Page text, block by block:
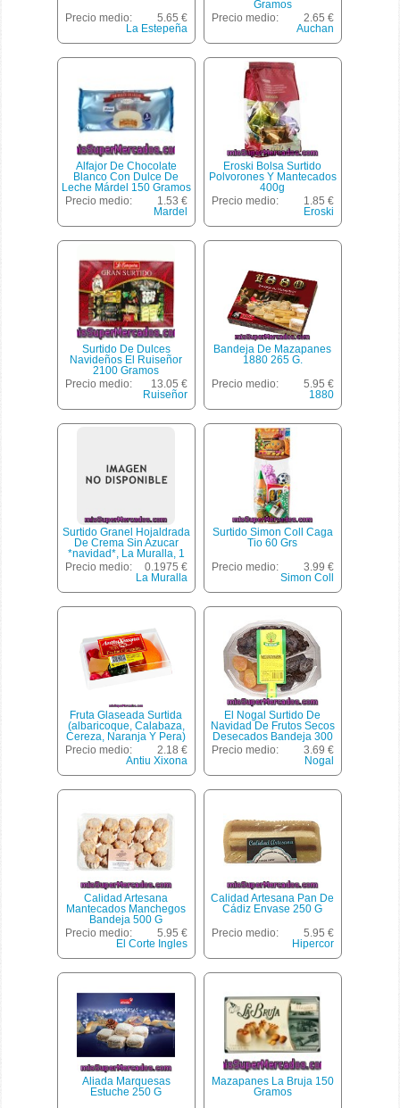
Precio medio:
5.65 €
La Estepeña
Gramos
Precio medio:
2.65 €
Auchan
Alfajor De Chocolate
Blanco Con Dulce De
Leche Márdel 150 Gramos
Precio medio:
1.53 €
Mardel
Eroski Bolsa Surtido
Polvorones Y Mantecados
400g
Precio medio:
1.85 €
Eroski
Surtido De Dulces
Navideños El Ruiseñor
2100 Gramos
Precio medio:
13.05 €
Ruiseñor
Bandeja De Mazapanes
1880 265 G.
Precio medio:
5.95 €
1880
Surtido Granel Hojaldrada
De Crema Sin Azucar
*navidad*, La Muralla, 1
U(peso Aproximado De La
Unidad 50 Gr)
Precio medio:
0.1975 €
La Muralla
Surtido Simon Coll Caga
Tio 60 Grs
Precio medio:
3.99 €
Simon Coll
Fruta Glaseada Surtida
(albaricoque, Calabaza,
Cereza, Naranja Y Pera)
*navidad*, Antiu Xixona,
Bote 250 G
Precio medio:
2.18 €
Antiu Xixona
El Nogal Surtido De
Navidad De Frutos Secos
Desecados Bandeja 300
G
Precio medio:
3.69 €
Nogal
Calidad Artesana
Mantecados Manchegos
Bandeja 500 G
Precio medio:
5.95 €
El Corte Ingles
Calidad Artesana Pan De
Cádiz Envase 250 G
Precio medio:
5.95 €
Hipercor
Aliada Marquesas
Estuche 250 G
Mazapanes La Bruja 150
Gramos